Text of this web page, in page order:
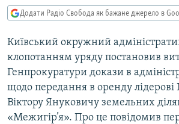
пошуку
УКРАЇНА
ТИ ЯК?
СХЕМИ
КИТАЙ.ВИКЛИКИ
МУЛЬТИМЕДІА
ФОТО
Додати Радіо Свобода як бажане джерело в
Київський окружний
клопотанням уряду постановив
Генпрокуратури докази в
щодо передання в оренду лiдеровi
Вiктору Януковичу земельних
«Межигiр’я». Про це повiдомив